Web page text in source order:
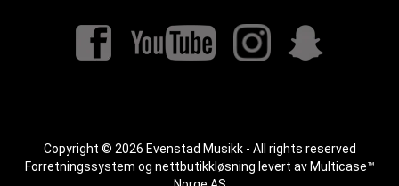
Copyright © 2026 Evenstad Musikk - All rights reserved
Forretningssystem og nettbutikkløsning levert av Multicase™